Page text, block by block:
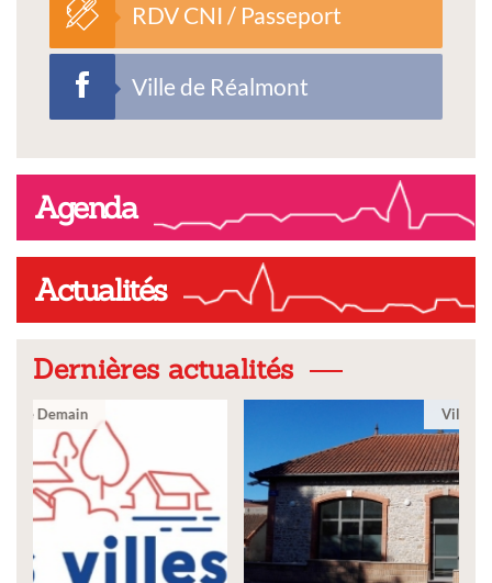
RDV CNI / Passeport
Ville de Réalmont
Agenda
Actualités
Dernières actualités